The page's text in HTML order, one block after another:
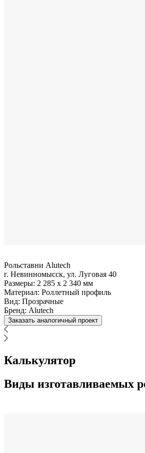
Рольставни Alutech
г. Невинномысск, ул. Луговая 40
Размеры: 2 285 x 2 340 мм
Материал: Роллетный профиль
Вид: Прозрачные
Бренд: Alutech
Заказать аналогичный проект
Калькулятор
Виды изготавливаемых